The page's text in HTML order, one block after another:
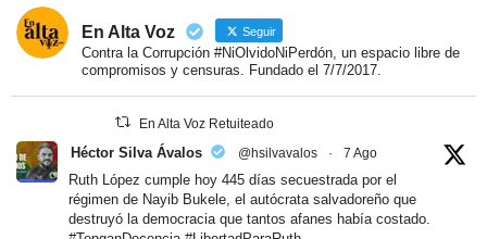
En Alta Voz Seguir
Contra la Corrupción #NiOlvidoNiPerdón, un espacio libre de
compromisos y censuras. Fundado el 7/7/2017.
En Alta Voz Retuiteado
Héctor Silva Ávalos @hsilvavalos · 7 Ago
Ruth López cumple hoy 445 días secuestrada por el
régimen de Nayib Bukele, el autócrata salvadoreño que
destruyó la democracia que tantos afanes había costado.